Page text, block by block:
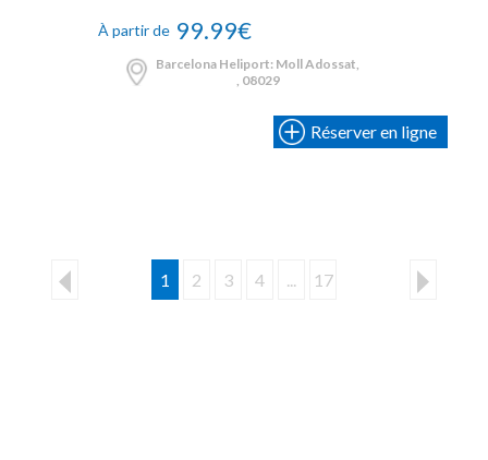
À partir de 99.99€
Barcelona Heliport: Moll Adossat,
, 08029
Réserver en ligne
1 2 3 4 ... 17